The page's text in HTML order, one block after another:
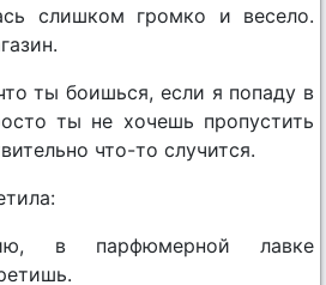
слишком громко и весело.
ты боишься, если я попаду в
ты не хочешь пропустить
что-то случится.
в парфюмерной лавке